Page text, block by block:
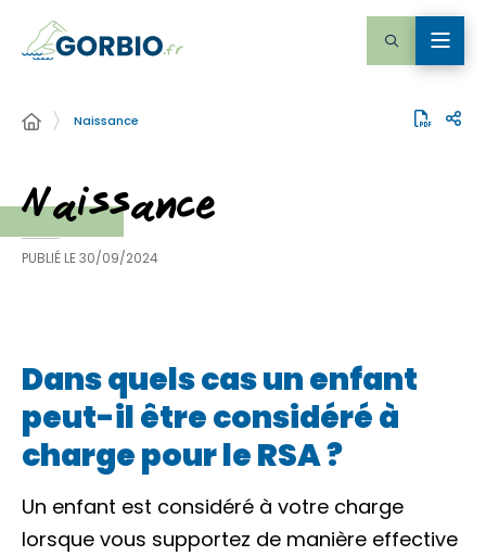
Naissance
Naissance
PUBLIÉ LE30/09/2024
Dans quels cas un enfant
peut-il être considéré à
charge pour le RSA ?
Un enfant est considéré à votre charge
lorsque vous supportez de manière effective